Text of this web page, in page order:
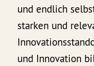
und endlich
starken und
und Innovation